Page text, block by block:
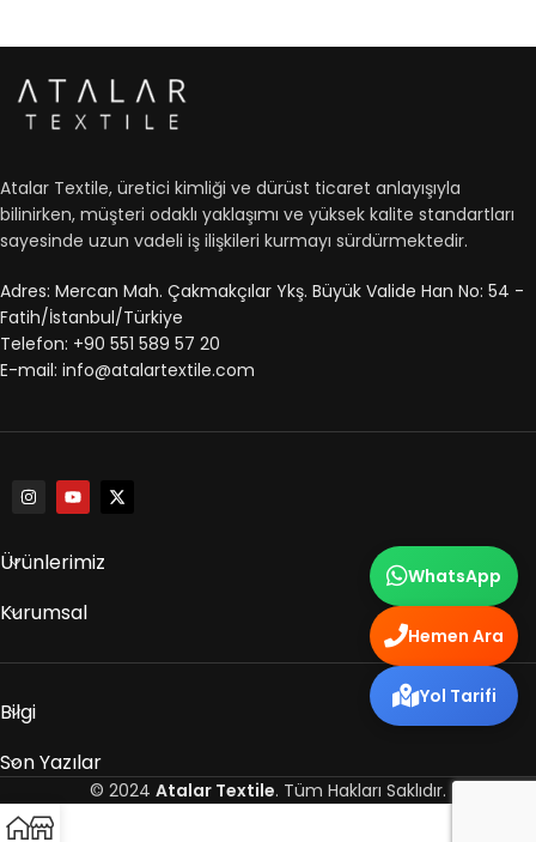
Atalar Textile, üretici kimliği ve dürüst ticaret anlayışıyla
bilinirken, müşteri odaklı yaklaşımı ve yüksek kalite standartları
sayesinde uzun vadeli iş ilişkileri kurmayı sürdürmektedir.
Adres: Mercan Mah. Çakmakçılar Ykş. Büyük Valide Han No: 54 -
Fatih/İstanbul/Türkiye
Telefon: +90 551 589 57 20
E-mail: info@atalartextile.com
Ürünlerimiz
Kurumsal
Bilgi
Son Yazılar
© 2024 Atalar Textile. Tüm Hakları Saklıdır.
WhatsApp
Hemen Ara
Yol Tarifi